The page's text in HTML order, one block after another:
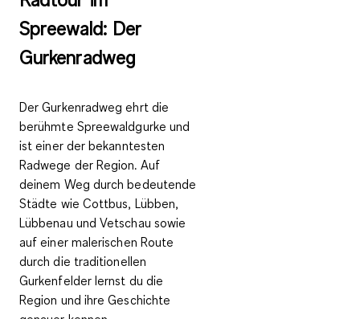
Spreewald: Der
Gurkenradweg
Der Gurkenradweg ehrt die
berühmte Spreewaldgurke und
ist einer der bekanntesten
Radwege der Region. Auf
deinem Weg durch bedeutende
Städte wie Cottbus, Lübben,
Lübbenau und Vetschau sowie
auf einer malerischen Route
durch die traditionellen
Gurkenfelder lernst du die
Region und ihre Geschichte